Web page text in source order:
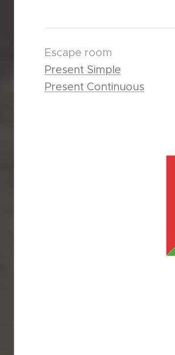
Escape room
Present Simple
Present Continuous